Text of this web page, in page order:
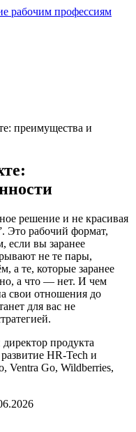
рабочим профессиям
преимущества и
решение и не красивая
Это рабочий формат,
если вы заранее
не те пары,
а те, которые заранее
а что — нет. И чем
свои отношения до
для вас не
директор продукта
HR-Tech и
Ventra Go, Wildberries,